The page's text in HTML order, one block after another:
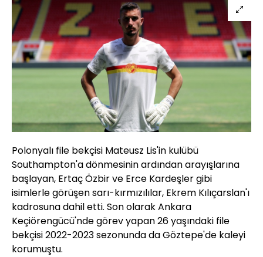
Polonyalı file bekçisi Mateusz Lis'in kulübü
Southampton'a dönmesinin ardından arayışlarına
başlayan, Ertaç Özbir ve Erce Kardeşler gibi
isimlerle görüşen sarı-kırmızılılar, Ekrem Kılıçarslan'ı
kadrosuna dahil etti. Son olarak Ankara
Keçiörengücü'nde görev yapan 26 yaşındaki file
bekçisi 2022-2023 sezonunda da Göztepe'de kaleyi
korumuştu.